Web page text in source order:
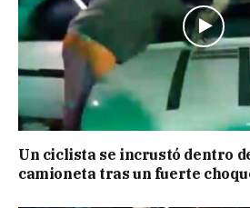
Un ciclista se incrustó dentro
camioneta tras un fuerte